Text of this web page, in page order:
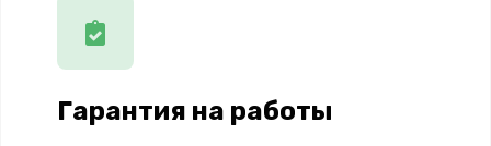
Гарантия на работы